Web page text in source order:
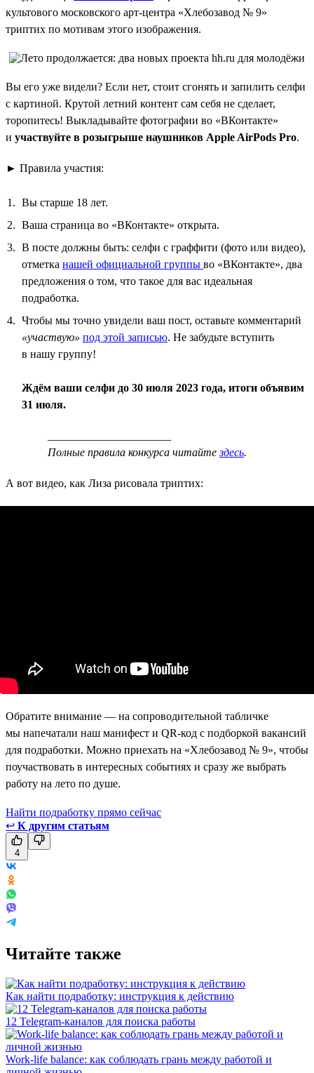
культового московского арт-центра «Хлебозавод № 9»
триптих по мотивам этого изображения.
Вы его уже видели? Если нет, стоит сгонять и запилить селфи
с картиной. Крутой летний контент сам себя не сделает,
торопитесь! Выкладывайте фотографии во «ВКонтакте»
и участвуйте в розыгрыше наушников Apple AirPods Pro.
► Правила участия:
Вы старше 18 лет.
Ваша страница во «ВКонтакте» открыта.
В посте должны быть: селфи с граффити (фото или видео),
отметка нашей официальной группы во «ВКонтакте», два
предложения о том, что такое для вас идеальная
подработка.
Чтобы мы точно увидели ваш пост, оставьте комментарий
«участвую» под этой записью. Не забудьте вступить
в нашу группу!
Ждём ваши селфи до 30 июля 2023 года, итоги объявим
31 июля.
Полные правила конкурса читайтездесь.
А вот видео, как Лиза рисовала триптих:
Обратите внимание — на сопроводительной табличке
мы напечатали наш манифест и QR-код с подборкой вакансий
для подработки. Можно приехать на «Хлебозавод № 9», чтобы
поучаствовать в интересных событиях и сразу же выбрать
работу на лето по душе.
Найти подработку прямо сейчас
↩ К другим статьям
4
Читайте также
Как найти подработку: инструкция к действию
12 Telegram-каналов для поиска работы
Work-life balance: как соблюдать грань между работой и